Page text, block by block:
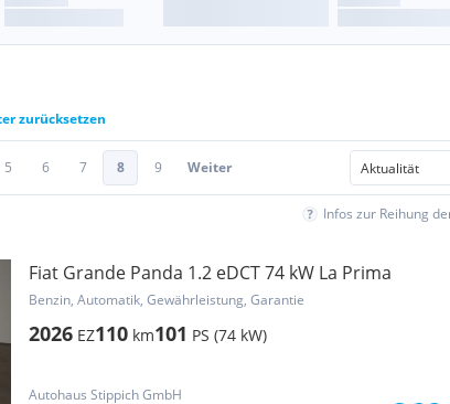
zurücksetzen
5 6 7 8 9 Weiter
Infos zur Reihung
Fiat Grande Panda 1.2 eDCT 74 kW La Prima
Benzin, Automatik, Gewährleistung, Garantie
2026 EZ110 km101 PS (74 kW)
Autohaus Stippich GmbH